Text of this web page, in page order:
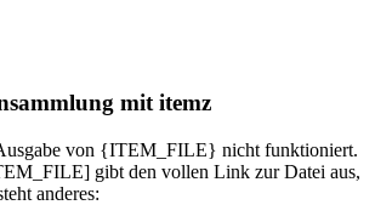
mit itemz
von {ITEM_FILE} nicht funktioniert.
gibt den vollen Link zur Datei aus,
anderes: